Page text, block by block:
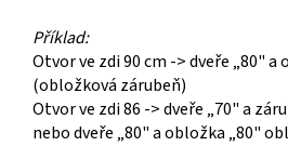
Příklad:
Otvor ve zdi 90 cm -> dveře „80" a
(obložková zárubeň)
Otvor ve zdi 86 -> dveře „70" a
nebo dveře „80" a obložka „80"